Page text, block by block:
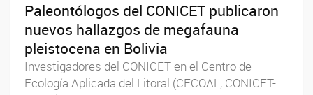
Paleontólogos del CONICET publicaron
nuevos hallazgos de megafauna
pleistocena en Bolivia
Investigadores del CONICET en el Centro de
Ecología Aplicada del Litoral (CECOAL, CONICET-